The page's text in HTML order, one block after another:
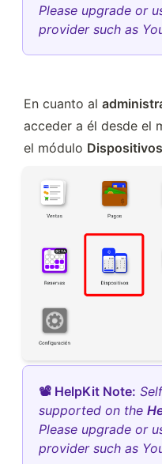
Please upgrade or
provider such as
En cuanto al
acceder a él desde el
el módulo Dispositivos
📽 HelpKit Note:
supported on the
Please upgrade or
provider such as